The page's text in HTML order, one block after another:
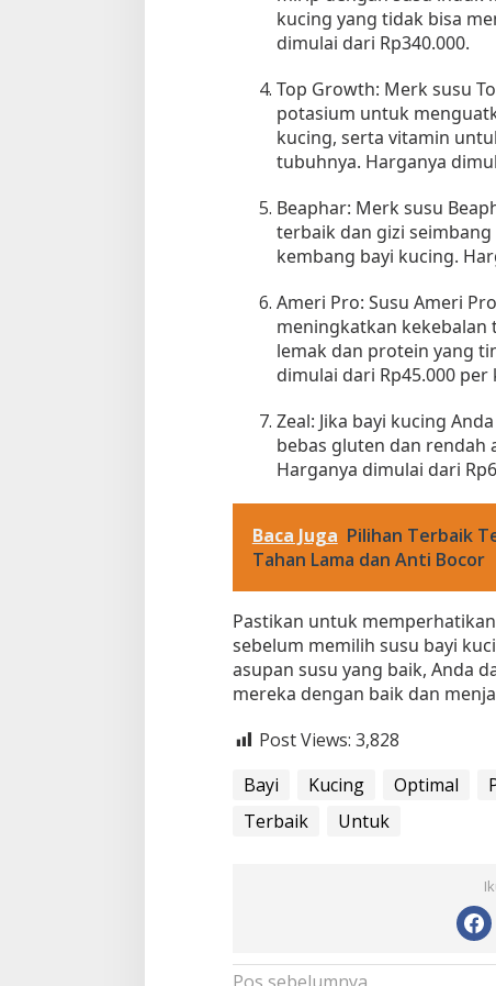
t
u
b
h
a
n
p
t
i
a
l
kucing yang tidak bisa
dimulai dari Rp340.000.
Top Growth: Merk susu
potasium untuk
kucing, serta vitamin
tubuhnya. Harganya
Beaphar: Merk susu
terbaik dan gizi
kembang bayi kucing.
Ameri Pro: Susu Ameri
meningkatkan
lemak dan protein yang
dimulai dari Rp45.000 per
Zeal: Jika bayi kucing
bebas gluten dan rendah
Harganya dimulai dari
Baca Juga Pilihan Terbaik
Tahan Lama dan Anti Bocor
Pastikan untuk
sebelum memilih susu bayi
asupan susu yang baik, Anda
mereka dengan baik dan
Post Views: 3,828
Bayi
Kucing Optimal
Terbaik
Untuk
Tempat Makan All You Can Eat di
Tempat Makan
Di Daerah, Jambi, Travel